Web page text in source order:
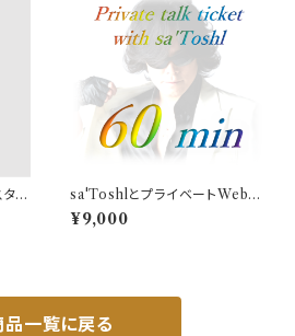
ン
sa'ToshlとプライベートWebト
ーク（60分）
¥9,000
品一覧に戻る